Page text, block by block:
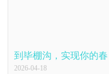
到毕棚沟，实现你的
2026-04-18